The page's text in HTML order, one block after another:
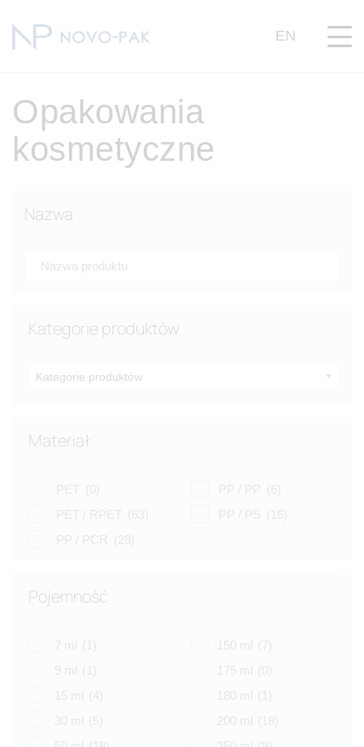
EN
Opakowania
kosmetyczne
Nazwa
Kategorie produktów
Kategorie produktów
Materiał
PET (0)
PET / RPET (63)
PP / PCR (28)
PP / PP (6)
PP / PS (16)
Pojemność
7 ml
(1)
9 ml
(1)
15 ml
(4)
30 ml
(5)
150 ml
(7)
175 ml
(0)
180 ml
(1)
200 ml
(18)